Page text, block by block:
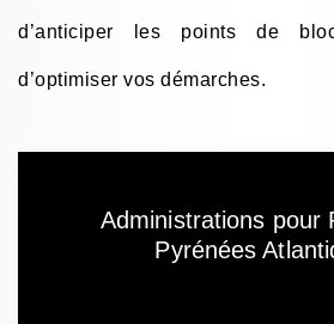
d’anticiper les points de
d’optimiser vos démarches.
Administrations pour
Pyrénées